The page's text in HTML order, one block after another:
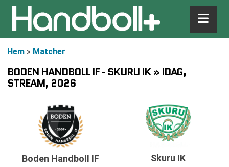
Hem » Matcher
BODEN HANDBOLL IF - SKURU IK » IDAG,
STREAM, 2026
Boden Handboll IF Skuru IK